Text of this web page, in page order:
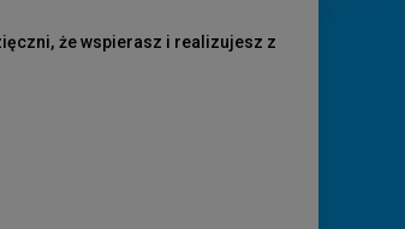
że wspierasz i realizujesz z